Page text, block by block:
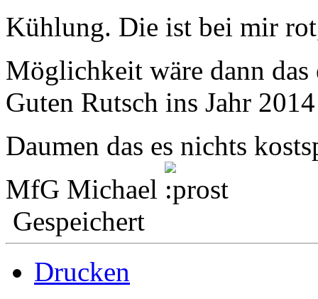
Kühlung. Die ist bei mir
Möglichkeit wäre dann
Guten Rutsch ins Jahr
Daumen das es nichts
MfG Michael
Gespeichert
Drucken